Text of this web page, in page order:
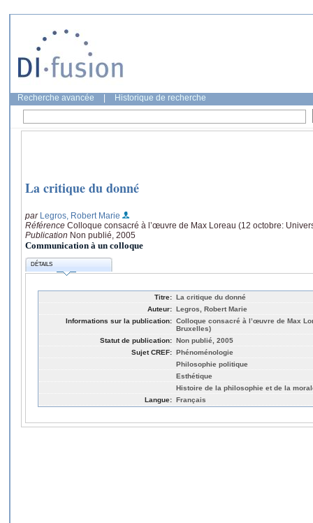
Recherche avancée Historique de recherche
La critique du donné
par Legros, Robert Marie
Référence Colloque consacré à l’œuvre de Max Loreau (12 octobre:
Publication Non publié, 2005
Communication à un colloque
DÉTAILS
Titre: La critique du donné
Auteur: Legros, Robert Marie
Informations sur la publication: Colloque consacré à l’œuvre de Max
Bruxelles)
Statut de publication: Non publié, 2005
Sujet CREF: Phénoménologie
Philosophie politique
Esthétique
Histoire de la philosophie et de la
Langue: Français